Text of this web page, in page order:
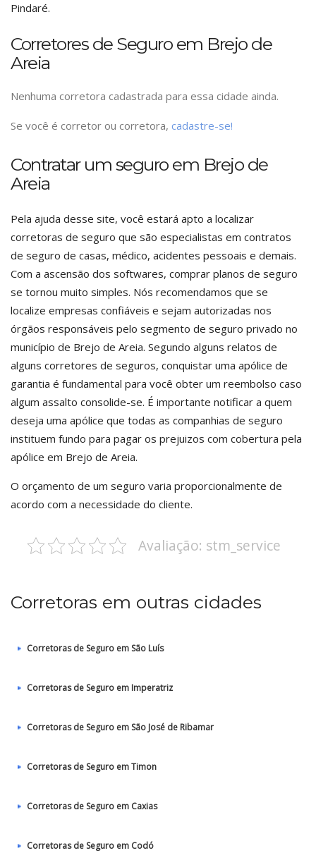
Pindaré.
Corretores de Seguro em Brejo de
Areia
Nenhuma corretora cadastrada para essa cidade ainda.
Se você é corretor ou corretora, cadastre-se!
Contratar um seguro em Brejo de
Areia
Pela ajuda desse site, você estará apto a localizar
corretoras de seguro que são especialistas em contratos
de seguro de casas, médico, acidentes pessoais e demais.
Com a ascensão dos softwares, comprar planos de seguro
se tornou muito simples. Nós recomendamos que se
localize empresas confiáveis e sejam autorizadas nos
órgãos responsáveis pelo segmento de seguro privado no
município de Brejo de Areia. Segundo alguns relatos de
alguns corretores de seguros, conquistar uma apólice de
garantia é fundamental para você obter um reembolso caso
algum assalto consolide-se. É importante notificar a quem
deseja uma apólice que todas as companhias de seguro
instituem fundo para pagar os prejuizos com cobertura pela
apólice em Brejo de Areia.
O orçamento de um seguro varia proporcionalmente de
acordo com a necessidade do cliente.
Avaliação: stm_service
Corretoras em outras cidades
Corretoras de Seguro em São Luís
Corretoras de Seguro em Imperatriz
Corretoras de Seguro em São José de Ribamar
Corretoras de Seguro em Timon
Corretoras de Seguro em Caxias
Corretoras de Seguro em Codó